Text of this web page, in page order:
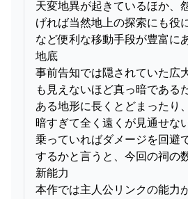
天変地異が起きているほか、
げれば当然地上の探索にも役
など便利な移動手段が豊富に
地底
事前告知では隠されていた広
も見えないほど真っ暗であ
ある地形に長くとどまったり
暗すぎて全く遠くが見通せな
乗っていればダメージを回避
するかと言うと、今回の祠の
新能力
本作では主人公リンクの能力